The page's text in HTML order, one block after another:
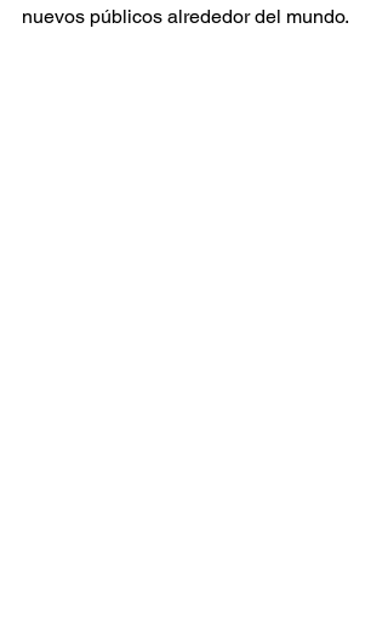
nuevos públicos alrededor del mundo.